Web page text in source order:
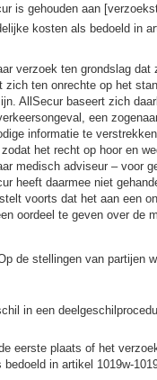
is gehouden aan
kosten als bedoeld in
verzoek ten grondslag
zich ten onrechte op het
AllSecur baseert zich
een
informatie te
het recht op hoor en
medisch adviseur – voor
heeft daarmee niet
voorts dat het aan een
oordeel te geven over de
de stellingen van partijen
in een
eerste plaats of het
bedoeld in artikel 1019w-